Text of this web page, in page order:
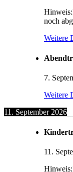
noch
Weitere
7.
Weitere
11. September 2026
11.